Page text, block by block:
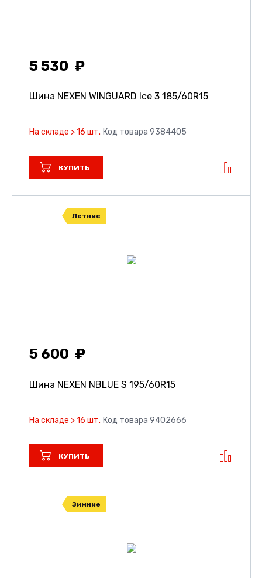
5 530
Шина NEXEN WINGUARD Ice 3 185/60R15
На складе > 16 шт. Код товара 9384405
КУПИТЬ
Летние
5 600
Шина NEXEN NBLUE S 195/60R15
На складе > 16 шт. Код товара 9402666
КУПИТЬ
Зимние